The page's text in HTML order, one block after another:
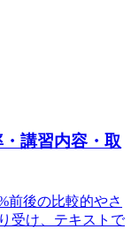
講習内容・取
前後の比較的やさ
受け、テキストで